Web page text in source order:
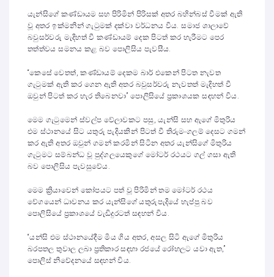
යැන්සිගේ කණ්ඩායම සහ පිරිමින් පිරිසක් අතර බහින්බස් වීමක් ඇති
වූ අතර ඉක්මනින් ගැටුමක් දක්වා වර්ධනය විය. සමාජ ශාලාවේ
බවුසර්වරු මැදිහත් වී කණ්ඩායම් දෙක පිටත් කර හැරීමට පෙර
තත්ත්වය සමනය කළ බව පොලිසිය පැවසීය.
“කෙසේ වෙතත්, කණ්ඩායම් දෙකම බාර් එකෙන් පිටත නැවත
ගැටුමක් ඇති කර ගෙන ඇති අතර බවුසර්වරු නැවතත් මැදිහත් වී
ඔවුන් පිටත් කර හැර තිබෙනවා” පොලිසියේ ප්‍රකාශයක සඳහන් විය.
මෙම ගැටුමෙන් ස්වල්ප වේලාවකට පසු, යැන්සි සහ ඇගේ මිතුරිය
එම ස්ථානයේ සිට යතුරු පැදියකින් පිටත් වී තිරුමංගලම් දෙසට ගමන්
කර ඇති අතර ඔවුන් ගමන් කරමින් සිටින අතර යැන්සිගේ මිතුරිය
ගැටුමට සම්බන්ධ වූ පුද්ගලයෙකුගේ මෝටර් රථයට ගල් ගසා ඇති
බව පොලිසිය පැවසුවේය.
මෙම ක්‍රියාවෙන් කෝපයට පත් වූ පිරිමින් තම මෝටර් රථය
වේගයෙන් ධාවනය කර යැන්සිගේ යතුරුපැදියේ හැප්පු බව
පොලිසියේ ප්‍රකාශයේ වැඩිදුරටත් සඳහන් විය.
“යන්සි එම ස්ථානයේදීම මිය ගිය අතර, අසල සිටි ඇගේ මිතුරිය
බරපතල තුවාල ලබා ප්‍රතිකාර සඳහා රජයේ රෝහලට යවා ඇත,”
පොලිස් නිවේදනයේ සඳහන් විය.